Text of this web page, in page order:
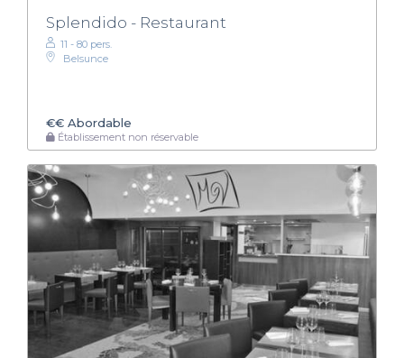
Splendido - Restaurant
11 - 80 pers.
Belsunce
€€ Abordable
Établissement non réservable